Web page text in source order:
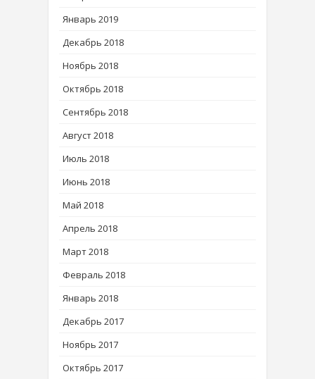
Январь 2019
Декабрь 2018
Ноябрь 2018
Октябрь 2018
Сентябрь 2018
Август 2018
Июль 2018
Июнь 2018
Май 2018
Апрель 2018
Март 2018
Февраль 2018
Январь 2018
Декабрь 2017
Ноябрь 2017
Октябрь 2017